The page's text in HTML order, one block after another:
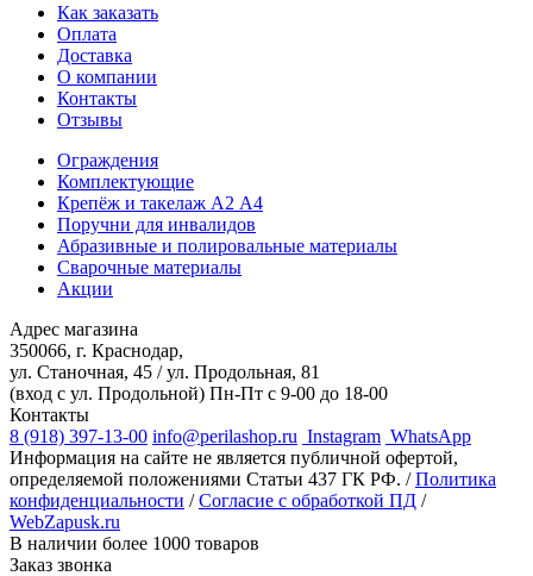
Как заказать
Оплата
Доставка
О компании
Контакты
Отзывы
Ограждения
Комплектующие
Крепёж и такелаж А2 А4
Поручни для инвалидов
Абразивные и полировальные материалы
Сварочные материалы
Акции
Адрес магазина
350066, г. Краснодар,
ул. Станочная, 45 / ул. Продольная, 81
(вход с ул. Продольной) Пн-Пт с 9-00 до 18-00
Контакты
8 (918) 397-13-00 info@perilashop.ru Instagram WhatsApp
Информация на сайте не является публичной офертой,
определяемой положениями Статьи 437 ГК РФ. /Политика
конфиденциальности /Согласие с обработкой ПД /
WebZapusk.ru
В наличии более 1000 товаров
Заказ звонка